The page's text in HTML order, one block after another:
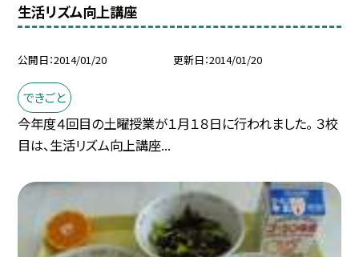
生活リズム向上講座
公開日 2014/01/20 更新日 2014/01/20
できごと
今年度４回目の土曜授業が１月１８日に行われました。 ３校
目は、生活リズム向上講座...